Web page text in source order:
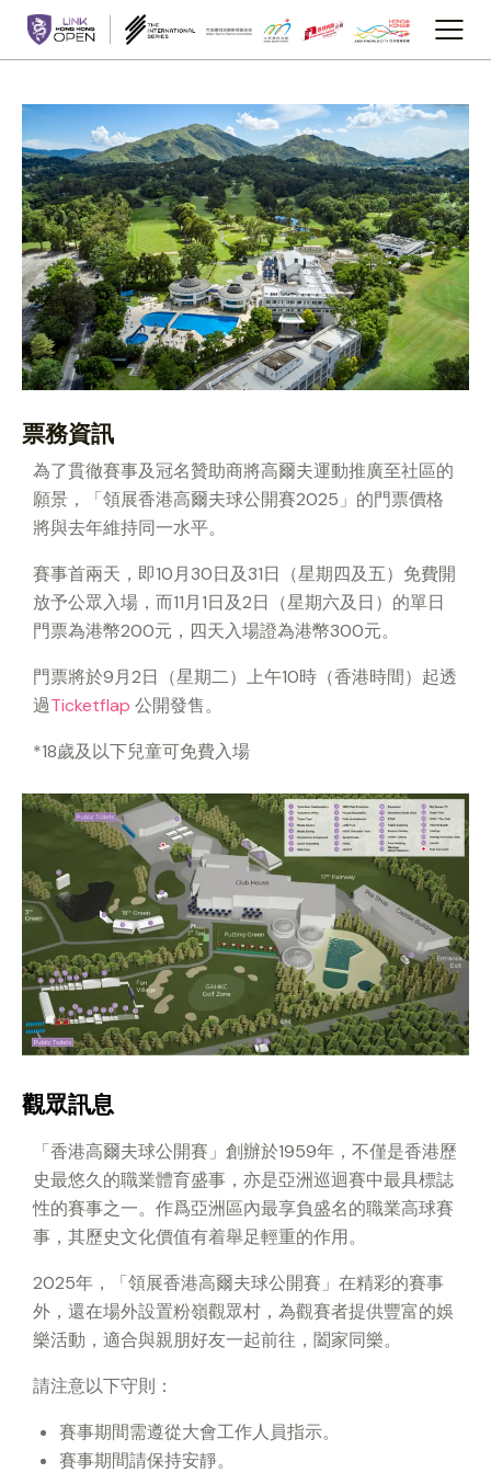
票務資訊
為了貫徹賽事及冠名贊助商將高爾夫運動推廣至社區的
願景，「領展香港高爾夫球公開賽2025」的門票價格
將與去年維持同一水平。
賽事首兩天，即10月30日及31日（星期四及五）免費開
放予公眾入場，而11月1日及2日（星期六及日）的單日
門票為港幣200元，四天入場證為港幣300元。
門票將於9月2日（星期二）上午10時（香港時間）起透
過Ticketflap 公開發售。
*18歲及以下兒童可免費入場
觀眾訊息
「香港高爾夫球公開賽」創辦於1959年，不僅是香港歷
史最悠久的職業體育盛事，亦是亞洲巡迴賽中最具標誌
性的賽事之一。作爲亞洲區內最享負盛名的職業高球賽
事，其歷史文化價值有着舉足輕重的作用。
2025年，「領展香港高爾夫球公開賽」在精彩的賽事
外，還在場外設置粉嶺觀眾村，為觀賽者提供豐富的娛
樂活動，適合與親朋好友一起前往，闔家同樂。
請注意以下守則：
賽事期間需遵從大會工作人員指示。
賽事期間請保持安靜。